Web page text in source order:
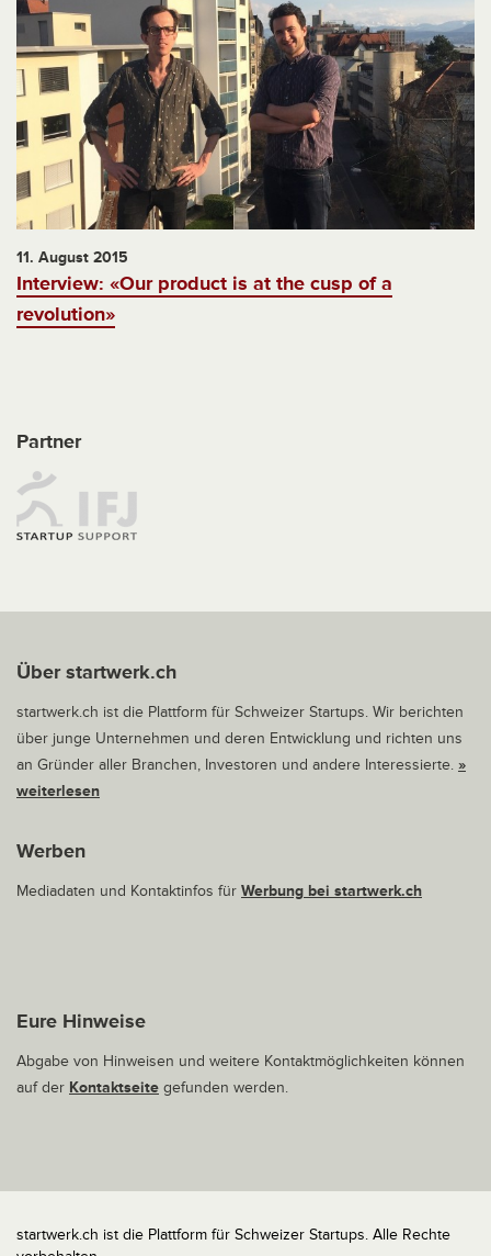
11. August 2015
Interview: «Our product is at the cusp of a
revolution»
Partner
Über startwerk.ch
startwerk.ch ist die Plattform für Schweizer Startups. Wir berichten
über junge Unternehmen und deren Entwicklung und richten uns
an Gründer aller Branchen, Investoren und andere Interessierte. »
weiterlesen
Werben
Mediadaten und Kontaktinfos für Werbung bei startwerk.ch
Eure Hinweise
Abgabe von Hinweisen und weitere Kontaktmöglichkeiten können
auf der Kontaktseite gefunden werden.
startwerk.ch ist die Plattform für Schweizer Startups. Alle Rechte